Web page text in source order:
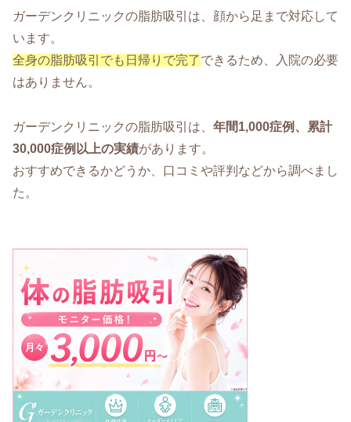
ガーデンクリニックの脂肪吸引は、顔から足まで対応して
います。
全身の脂肪吸引でも日帰りで完了できるため、入院の必要
はありません。
ガーデンクリニックの脂肪吸引は、 年間1,000症例、累計
30,000症例以上の実績があります。
おすすめできるかどうか、口コミや評判などから調べまし
た。